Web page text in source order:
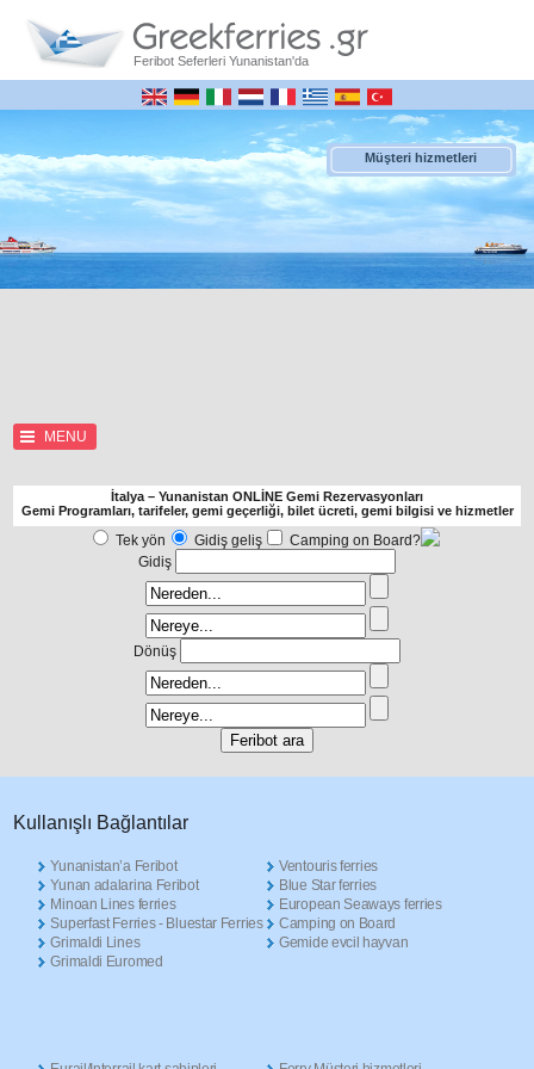
Feribot Seferleri Yunanistan'da
Müşteri hizmetleri
MENU
İtalya – Yunanistan ONLİNE Gemi Rezervasyonları
Gemi Programları, tarifeler, gemi geçerliği, bilet ücreti, gemi bilgisi ve hizmetler
Tek yön Gidiş geliş
Camping on Board?
Gidiş
Dönüş
Κullanışlı Βağlantılar
Yunanistan’a Feribot
Yunan adalarina Feribot
Minoan Lines ferries
Superfast Ferries - Bluestar Ferries
Grimaldi Lines
Grimaldi Euromed
Ventouris ferries
Blue Star ferries
European Seaways ferries
Camping on Board
Gemide evcil hayvan